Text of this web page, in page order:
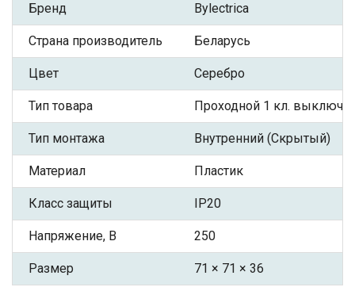
Бренд Bylectrica
Страна производитель Беларусь
Цвет Серебро
Тип товара Проходной 1 кл.
Тип монтажа Внутренний (Скрытый)
Материал Пластик
Класс защиты IP20
Напряжение, В 250
Размер 71 × 71 × 36